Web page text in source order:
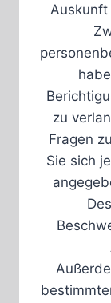
Auskunft
zu
Fragen
Sie sich